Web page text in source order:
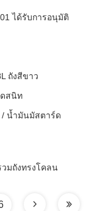
ได้รับการอนุมัติ
ถังสีขาว
ดสนิท
/ น้ำมันมัสตาร์ด
วมถังทรงโคลน